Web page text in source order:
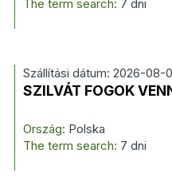
The term search: 7 dni
Szállítási dátum: 2026-08-
SZILVÁT FOGOK
Ország: Polska
The term search: 7 dni